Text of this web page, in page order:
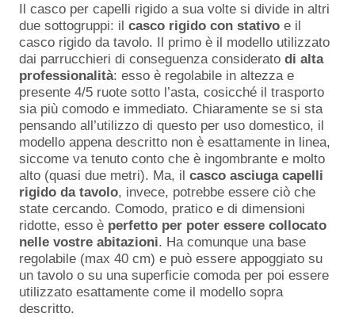
Il casco per capelli rigido a sua volte si divide in altri
due sottogruppi: il casco rigido con stativo e il
casco rigido da tavolo. Il primo è il modello utilizzato
dai parrucchieri di conseguenza considerato di alta
professionalità: esso è regolabile in altezza e
presente 4/5 ruote sotto l’asta, cosicché il trasporto
sia più comodo e immediato. Chiaramente se si sta
pensando all’utilizzo di questo per uso domestico, il
modello appena descritto non è esattamente in linea,
siccome va tenuto conto che è ingombrante e molto
alto (quasi due metri). Ma, il casco asciuga capelli
rigido da tavolo, invece, potrebbe essere ciò che
state cercando. Comodo, pratico e di dimensioni
ridotte, esso è perfetto per poter essere collocato
nelle vostre abitazioni. Ha comunque una base
regolabile (max 40 cm) e può essere appoggiato su
un tavolo o su una superficie comoda per poi essere
utilizzato esattamente come il modello sopra
descritto.